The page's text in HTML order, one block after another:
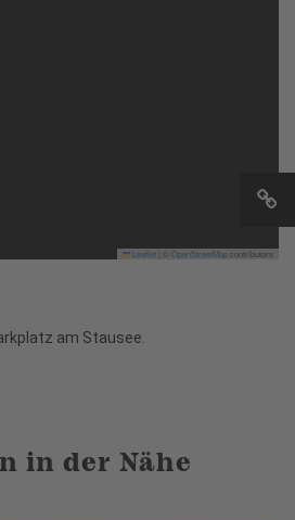
Leaflet OpenStreetMapcontributors
am Stausee.
in der Nähe